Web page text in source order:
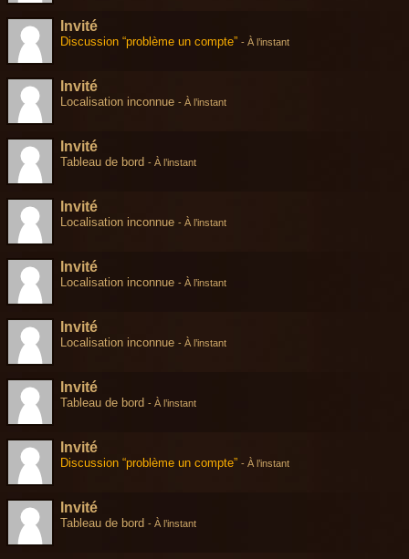
Invité
Discussion “problème un compte” - À l’instant
Invité
Localisation inconnue - À l’instant
Invité
Tableau de bord - À l’instant
Invité
Localisation inconnue - À l’instant
Invité
Localisation inconnue - À l’instant
Invité
Localisation inconnue - À l’instant
Invité
Tableau de bord - À l’instant
Invité
Discussion “problème un compte” - À l’instant
Invité
Tableau de bord - À l’instant